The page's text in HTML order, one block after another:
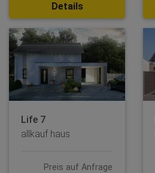
Details
Life 7
allkauf haus
Preis auf Anfrage